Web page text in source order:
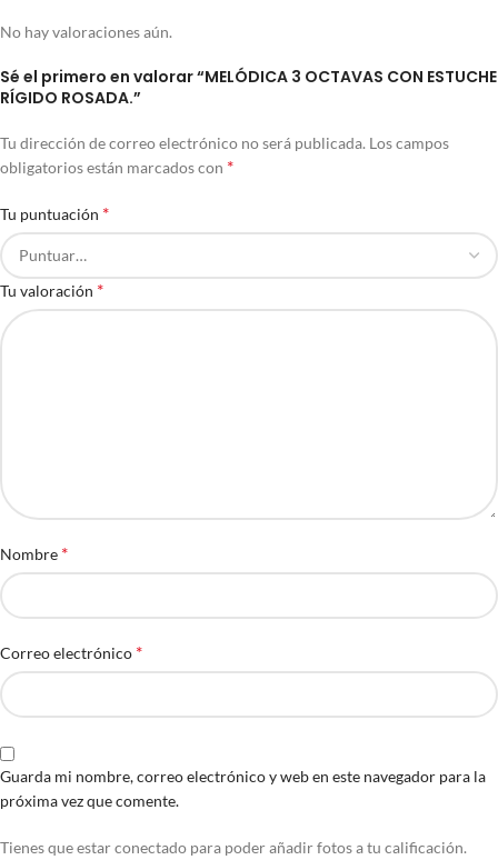
No hay valoraciones aún.
Sé el primero en valorar “MELÓDICA 3 OCTAVAS CON ESTUCHE
RÍGIDO ROSADA.”
Tu dirección de correo electrónico no será publicada. Los campos
obligatorios están marcados con *
Tu puntuación *
Tu valoración *
Nombre *
Correo electrónico *
Guarda mi nombre, correo electrónico y web en este navegador para la
próxima vez que comente.
Tienes que estar conectado para poder añadir fotos a tu calificación.